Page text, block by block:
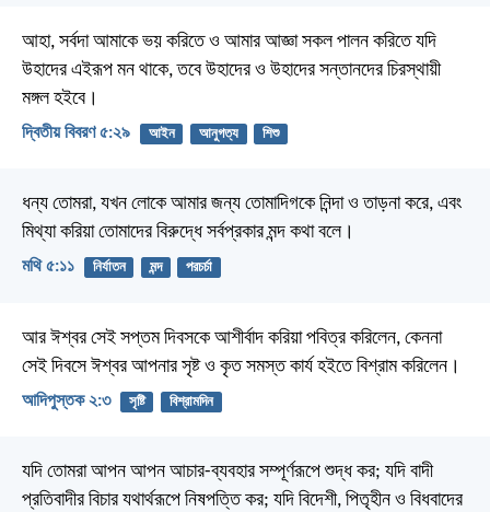
আহা, সর্বদা আমাকে ভয় করিতে ও আমার আজ্ঞা সকল পালন করিতে যদি
উহাদের এইরূপ মন থাকে, তবে উহাদের ও উহাদের সন্তানদের চিরস্থায়ী
মঙ্গল হইবে।
দ্বিতীয় বিবরণ ৫:২৯ আইন আনুগত্য শিশু
ধন্য তোমরা, যখন লোকে আমার জন্য তোমাদিগকে নিন্দা ও তাড়না করে, এবং
মিথ্যা করিয়া তোমাদের বিরুদ্ধে সর্বপ্রকার মন্দ কথা বলে।
মথি ৫:১১ নির্যাতন মন্দ পরচর্চা
আর ঈশ্বর সেই সপ্তম দিবসকে আশীর্বাদ করিয়া পবিত্র করিলেন, কেননা
সেই দিবসে ঈশ্বর আপনার সৃষ্ট ও কৃত সমস্ত কার্য হইতে বিশ্রাম করিলেন।
আদিপুস্তক ২:৩ সৃষ্টি বিশ্রামদিন
যদি তোমরা আপন আপন আচার-ব্যবহার সম্পূর্ণরূপে শুদ্ধ কর; যদি বাদী
প্রতিবাদীর বিচার যথার্থরূপে নিষপত্তি কর; যদি বিদেশী, পিতৃহীন ও বিধবাদের